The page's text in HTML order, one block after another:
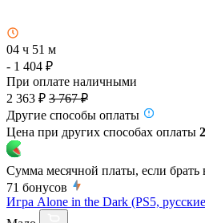
04 ч 51 м
- 1 404 ₽
При оплате наличными
2 363 ₽ 3 767 ₽
Другие способы оплаты
Цена при других способах оплаты
Сумма месячной платы, если брать
71 бонусов
Игра Alone in the Dark (PS5,